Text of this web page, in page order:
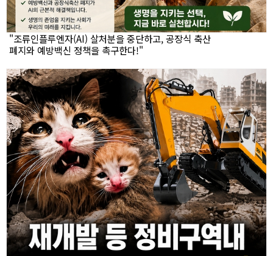
"조류인플루엔자(AI) 살처분을 중단하고, 공장식 축산
폐지와 예방백신 정책을 촉구한다!"